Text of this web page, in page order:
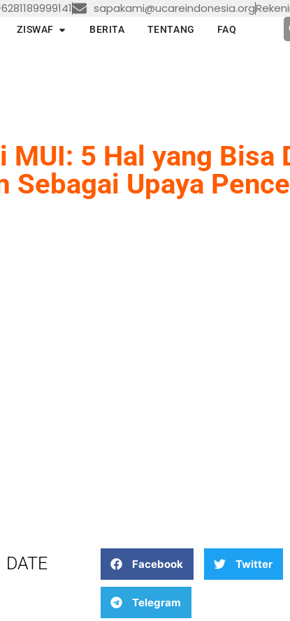
sapakami@ucareindonesia.org
LAYANAN
ZISWAF Open ZISWAF
BERITA TENTANG FAQ
MUI: 5 Hal yang Bisa
Sebagai Upaya
DATE Facebook Twitter
Telegram